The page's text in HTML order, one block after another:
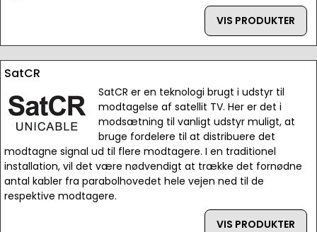
VIS PRODUKTER
SatCR
SatCR er en teknologi brugt i udstyr til
modtagelse af satellit TV. Her er det i
modsætning til vanligt udstyr muligt, at
bruge fordelere til at distribuere det
modtagne signal ud til flere modtagere. I en traditionel
installation, vil det være nødvendigt at trække det fornødne
antal kabler fra parabolhovedet hele vejen ned til de
respektive modtagere.
VIS PRODUKTER